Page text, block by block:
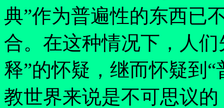
典”作为普遍性的东西已
合。在这种情况下，人
释”的怀疑，继而怀疑到 “
教世界来说是不可思议